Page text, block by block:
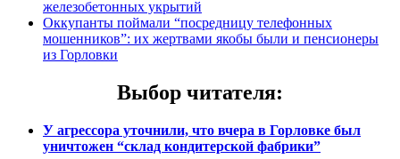
железобетонных укрытий
Оккупанты поймали “посредницу телефонных
мошенников”: их жертвами якобы были и пенсионеры
из Горловки
Выбор читателя:
У агрессора уточнили, что вчера в Горловке был
уничтожен “склад кондитерской фабрики”